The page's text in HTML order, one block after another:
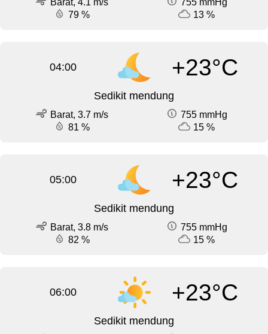
Barat, 4.1 m/s
755 mmHg
79 %
13 %
04:00 +23°C
Sedikit mendung
Barat, 3.7 m/s
755 mmHg
81 %
15 %
05:00 +23°C
Sedikit mendung
Barat, 3.8 m/s
755 mmHg
82 %
15 %
06:00 +23°C
Sedikit mendung